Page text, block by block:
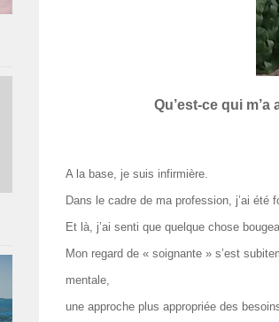
Qu’est-ce qui
A la base, je suis infirmière.
Dans le cadre de ma profession, j’ai été
Et là, j’ai senti que quelque chose
Mon regard de « soignante » s’est
mentale,
une approche plus appropriée des